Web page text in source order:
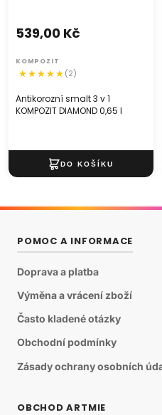
Antikorozní smalt 3 v 1
KOMPOZIT DIAMOND 0,65 l
539,00 Kč
KOMPOZIT
(2)
POMOC A INFORMACE
Doprava a platba
Výměna a vrácení zboží
Často kladené otázky
Obchodní podmínky
Zásady ochrany osobních
OBCHOD ARTMIE